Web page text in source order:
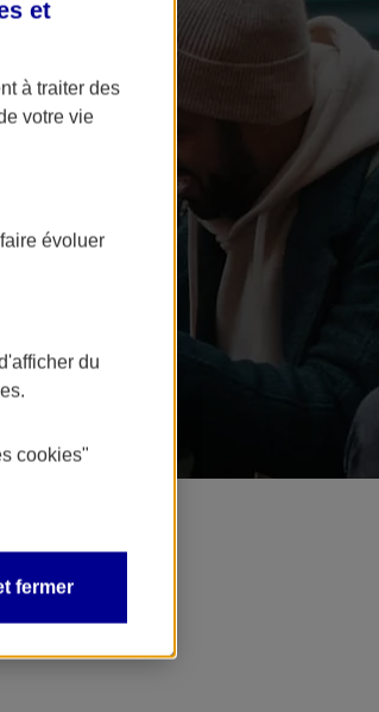
et
à traiter des
votre vie
évoluer
du
cookies"
fermer